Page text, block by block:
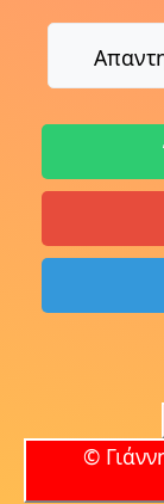
τίποτα.
Η
για
θα σας
©